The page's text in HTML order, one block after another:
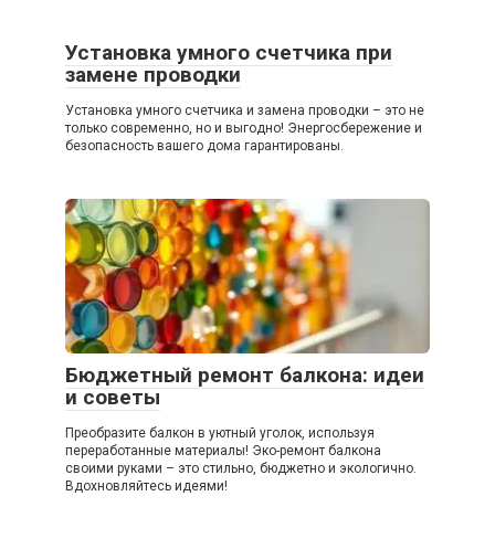
Установка умного счетчика при
замене проводки
Установка умного счетчика и замена проводки – это не
только современно, но и выгодно! Энергосбережение и
безопасность вашего дома гарантированы.
Бюджетный ремонт балкона: идеи
и советы
Преобразите балкон в уютный уголок, используя
переработанные материалы! Эко-ремонт балкона
своими руками – это стильно, бюджетно и экологично.
Вдохновляйтесь идеями!